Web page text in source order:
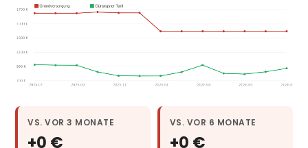
VS. VOR 3 MONATE
+0 €
VS. VOR 6 MONATE
+0 €